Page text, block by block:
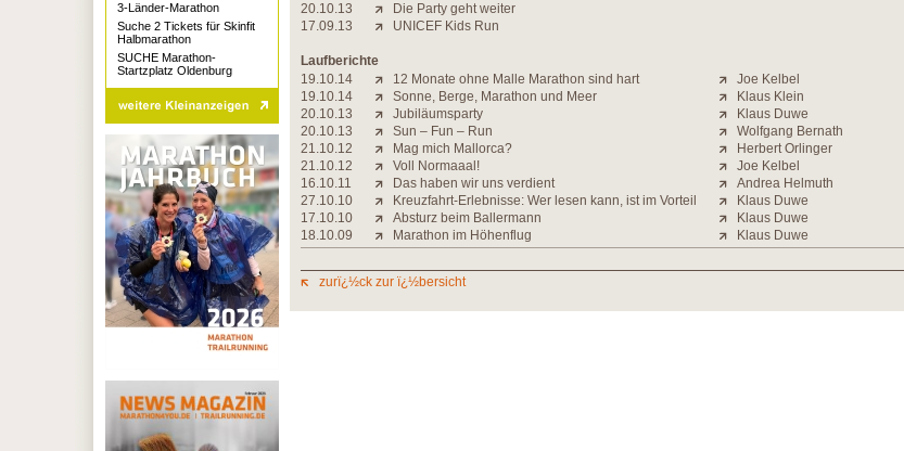
20.10.13
Die Party geht weiter
17.09.13
UNICEF Kids Run
Laufberichte
19.10.14
12 Monate ohne Malle Marathon sind hart
Joe Kelbel
19.10.14
Sonne, Berge, Marathon und Meer
Klaus Klein
20.10.13
Jubiläumsparty
Klaus Duwe
20.10.13
Sun – Fun – Run
Wolfgang Bernath
21.10.12
Mag mich Mallorca?
Herbert Orlinger
21.10.12
Voll Normaaal!
Joe Kelbel
16.10.11
Das haben wir uns verdient
Andrea Helmuth
27.10.10
Kreuzfahrt-Erlebnisse: Wer lesen kann, ist im Vorteil
Klaus Duwe
17.10.10
Absturz beim Ballermann
Klaus Duwe
18.10.09
Marathon im Höhenflug Klaus Duwe
zurï¿½ck zur ï¿½bersicht
3-Länder-Marathon
Suche 2 Tickets für Skinfit
Halbmarathon
SUCHE Marathon-
Startzplatz Oldenburg